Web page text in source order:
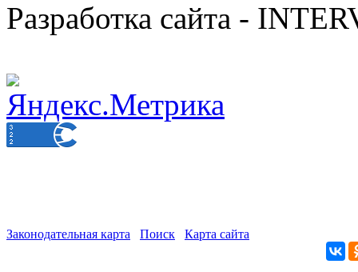
Разработка сайта -
Законодательная карта Поиск Карта сайта